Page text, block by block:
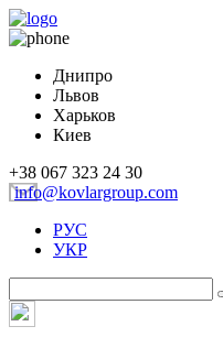
Днипро
Львов
Харьков
Киев
+38 067 323 24 30
info@kovlargroup.com
РУС
УКР